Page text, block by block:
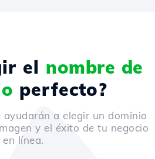
el nombre de
perfecto?
ayudarán a elegir un dominio
y el éxito de tu negocio
en línea.